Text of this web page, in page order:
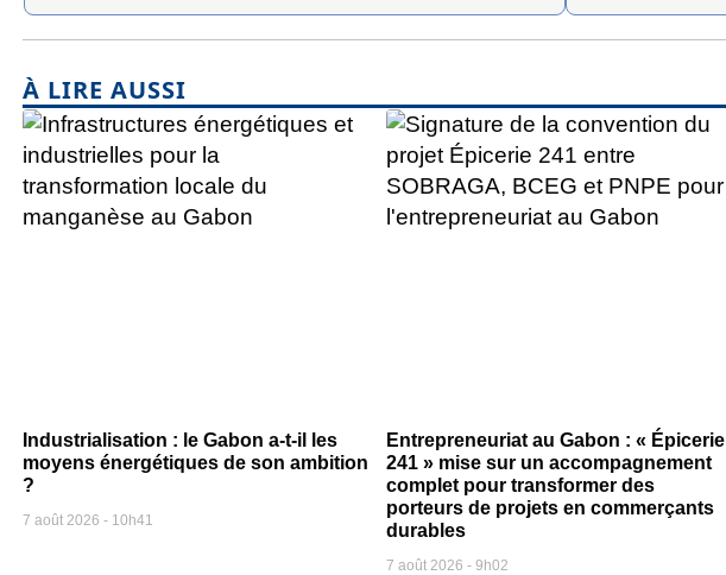
À LIRE AUSSI
Industrialisation : le Gabon a-t-il les
moyens énergétiques de son ambition
?
7 août 2026 10h41
Entrepreneuriat au Gabon : « Épicerie
241 » mise sur un accompagnement
complet pour transformer des
porteurs de projets en commerçants
durables
7 août 2026 9h02